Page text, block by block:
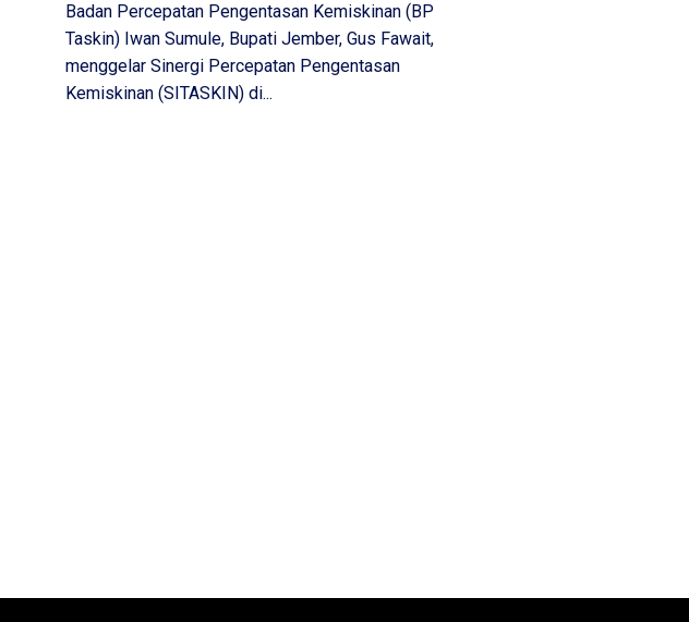
Badan Percepatan Pengentasan Kemiskinan (BP
Taskin) Iwan Sumule, Bupati Jember, Gus Fawait,
menggelar Sinergi Percepatan Pengentasan
Kemiskinan (SITASKIN) di...